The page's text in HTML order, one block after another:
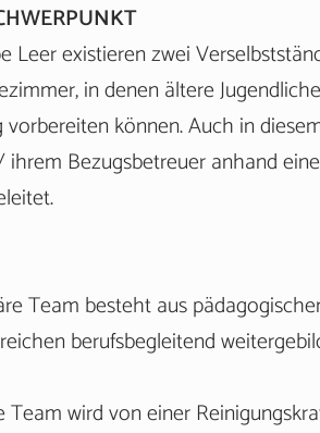
Leer existieren zwei
in denen ältere
können. Auch in
ihrem Bezugsbetreuer anhand
Team besteht aus
berufsbegleitend
Team wird von einer